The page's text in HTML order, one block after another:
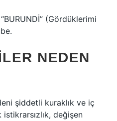
(Gördüklerimi
NEDEN
şiddetli kuraklık ve iç
değişen